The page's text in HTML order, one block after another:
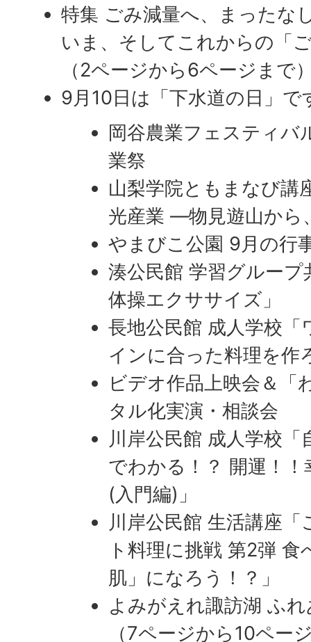
特集 ごみ減量へ、まったな
いま、そしてこれからの「
（2ページから6ページまで
9月10日は「下水道の日」で
岡谷農業フェスティバ
業祭
山梨学院ともまなび講
光産業 ―物見遊山か
やまびこ公園 9月の行
湊公民館 学習グループ
体操エクササイズ」
長地公民館 成人学校
インに合った料理を作
ビデオ作品上映会＆「
タル化実演・相談会
川岸公民館 成人学校
でわかる！？ 開運！
(入門編)」
川岸公民館 生活講座
ト料理に挑戦 第2弾
肌」になろう！？」
よみがえれ諏訪湖 ふ
（7ページから10ペー